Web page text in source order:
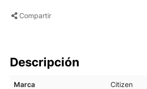
Compartir
Descripción
Marca Citizen